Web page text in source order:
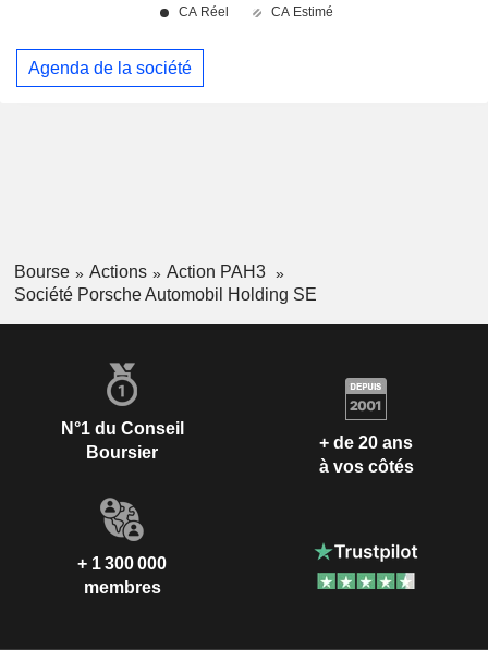
Agenda de la société
Bourse Actions
Action PAH3
Société Porsche Automobil Holding SE
N°1 du Conseil
Boursier
+ de 20 ans
à vos côtés
+ 1 300 000
membres